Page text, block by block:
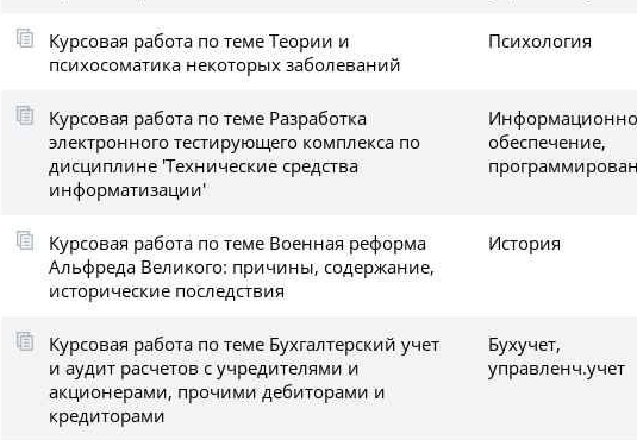
Курсовая работа по теме Теории и
психосоматика некоторых заболеваний
Психология
Курсовая работа по теме Разработка
электронного тестирующего комплекса по
дисциплине 'Технические средства
информатизации'
обеспечение,
Курсовая работа по теме Военная реформа
Альфреда Великого: причины, содержание,
исторические последствия
История
Курсовая работа по теме Бухгалтерский учет
и аудит расчетов с учредителями и
акционерами, прочими дебиторами и
кредиторами
Бухучет,
управленч.учет